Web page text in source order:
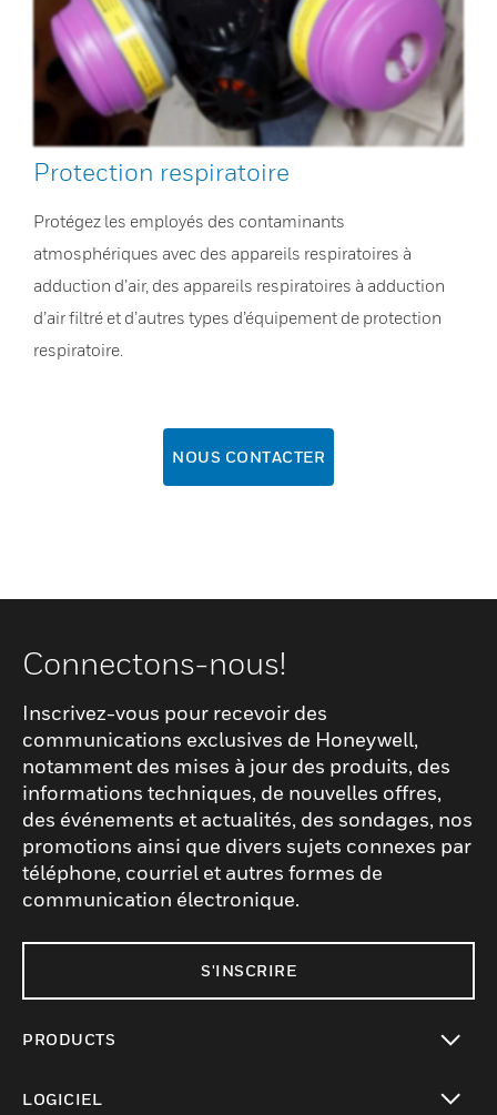
Protection respiratoire
Protégez les employés des contaminants
atmosphériques avec des appareils respiratoires à
adduction d’air, des appareils respiratoires à adduction
d’air filtré et d’autres types d’équipement de protection
respiratoire.
NOUS CONTACTER
Connectons-nous!
Inscrivez-vous pour recevoir des
communications exclusives de Honeywell,
notamment des mises à jour des produits, des
informations techniques, de nouvelles offres,
des événements et actualités, des sondages, nos
promotions ainsi que divers sujets connexes par
téléphone, courriel et autres formes de
communication électronique.
S'INSCRIRE
PRODUCTS
LOGICIEL